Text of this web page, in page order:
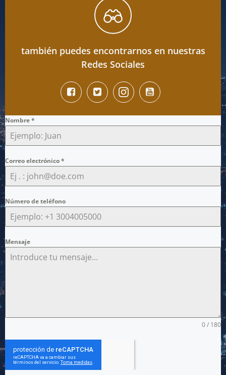
también puedes encontrarnos en nuestras
Redes Sociales
Nombre*
Correo electrónico*
Número de teléfono
Mensaje
0 / 180